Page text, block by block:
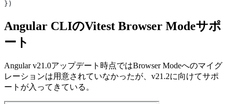
})
Angular CLIのVitest Browser Modeサポ
ート
Angular v21.0アップデート時点ではBrowser Modeへのマイグ
レーションは用意されていなかったが、v21.2に向けてサポ
ートが入ってきている。